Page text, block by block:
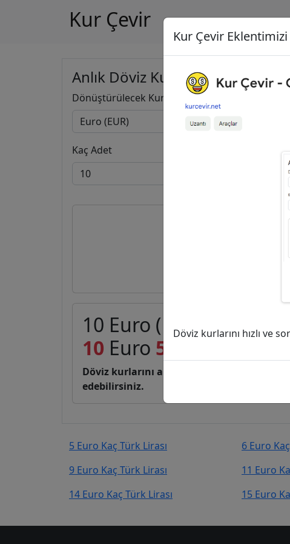
Kur Çevir
Anlık Döviz Kuru Hesapla
Dönüştürülecek Kur
Kaç Adet
10 Euro (EUR) kaç Türk
10 Euro 548,74 Türk
Döviz kurlarını anlık, canlı, basit bir
edebilirsiniz.
5 Euro Kaç Türk Lirası 6 Euro
9 Euro Kaç Türk Lirası
11 Euro
14 Euro Kaç Türk Lirası
15 Euro
Kur Çevir
Döviz kurlarını hızlı ve